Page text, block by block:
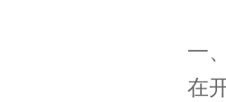
一、
在开